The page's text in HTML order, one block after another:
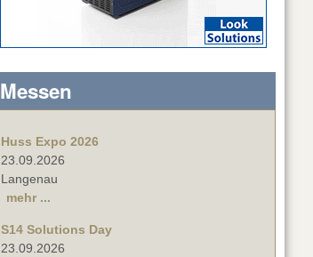
Messen
Huss Expo 2026
23.09.2026
Langenau
mehr ...
S14 Solutions Day
23.09.2026